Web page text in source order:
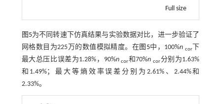
Full size
图5为不同转速下仿真结果与实验数据对比，进一步验证了
网格数目为225万的数值模拟精度。在 图5中，100%n cor下
最大总压比误差为1.28%，90%n cor和70%n cor分别为1.63%
和1.49%；最大等熵效率误差分别为2.61%、2.44%和
2.33%。